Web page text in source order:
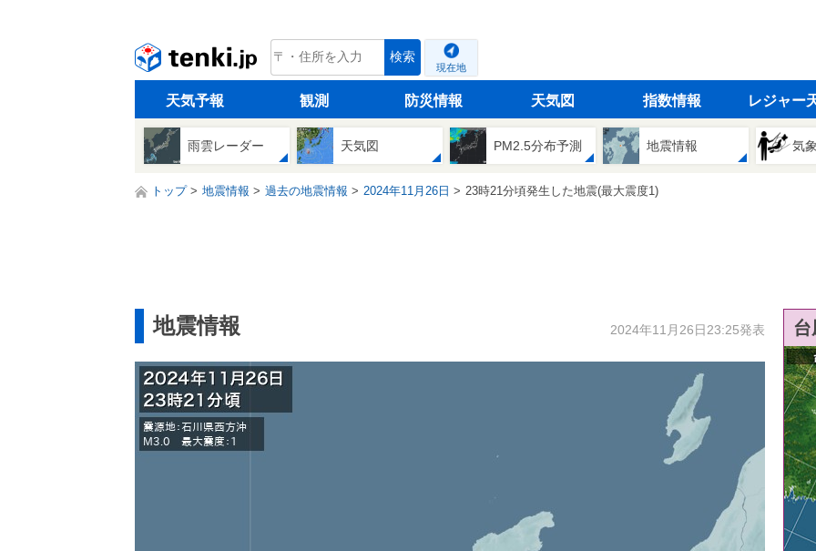
tenki.jp 検索
現在地
天気予報 観測 防災情報 天気図 指数情報 レジャー
雨雲レーダー 天気図 PM2.5分布予測 地震情報 気
トップ 地震情報 過去の地震情報 2024年11月26日 23時21分頃発生した地震(最大震度1)
地震情報 2024年11月26日23:25発表